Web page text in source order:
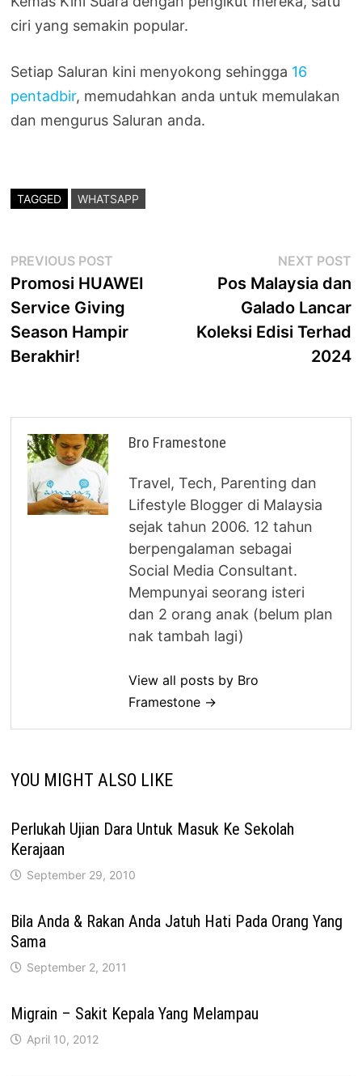
ciri yang semakin popular.
Setiap Saluran kini menyokong sehingga 16
pentadbir, memudahkan anda untuk memulakan
dan mengurus Saluran anda.
TAGGED WHATSAPP
Post
navigation
PREVIOUS POST
post:
Promosi HUAWEI
Service Giving
Season Hampir
Berakhir!
NEXT POST
Pos Malaysia dan
Galado Lancar
Koleksi Edisi Terhad
2024
Bro Framestone
Travel, Tech, Parenting dan
Lifestyle Blogger di Malaysia
sejak tahun 2006. 12 tahun
berpengalaman sebagai
Social Media Consultant.
Mempunyai seorang isteri
dan 2 orang anak (belum plan
nak tambah lagi)
View all posts by Bro
Framestone →
YOU MIGHT ALSO LIKE
Perlukah Ujian Dara Untuk Masuk Ke Sekolah
Kerajaan
September 29, 2010
Bila Anda & Rakan Anda Jatuh Hati Pada Orang Yang
Sama
September 2, 2011
Migrain – Sakit Kepala Yang Melampau
April 10, 2012